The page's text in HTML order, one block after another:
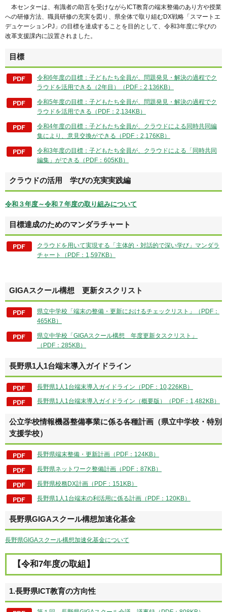
本センターは、有識者の助言を受けながらICT教育の端末整備のあり方や授業
への研修方法、職員研修の充実を図り、県全体で取り組むDX戦略「スマートエ
デュケーションPJ」の目標を達成することを目的として、令和3年度に学びの
改革支援課内に設置されました。
目標
令和6年度の目標：子どもたち全員が、問題発見・解決の過程でク
ラウドを活用できる（2年目）（PDF：2,136KB）
令和5年度の目標：子どもたち全員が、問題発見・解決の過程でク
ラウドを活用できる（PDF：2,134KB）
令和4年度の目標：子どもたち全員が、クラウドによる同時共同編
集により、意見交換ができる（PDF：2,176KB）
令和3年度の目標：子どもたち全員が、クラウドによる「同時共同
編集」ができる（PDF：605KB）
クラウドの活用 学びの充実実践編
令和３年度～令和７年度の取り組みについて
目標達成のためのマンダラチャート
クラウドを用いて実現する「主体的・対話的で深い学び」マンダラ
チャート（PDF：1,597KB）
GIGAスクール構想 更新タスクリスト
県立中学校「端末の整備・更新におけるチェックリスト」（PDF：
465KB）
県立中学校「GIGAスクール構想 年度更新タスクリスト」
（PDF：285KB）
長野県1人1台端末導入ガイドライン
長野県1人1台端末導入ガイドライン（PDF：10,226KB）
長野県1人1台端末導入ガイドライン（概要版）（PDF：1,482KB）
公立学校情報機器整備事業に係る各種計画（県立中学校・特別
支援学校）
長野県端末整備・更新計画（PDF：124KB）
長野県ネットワーク整備計画（PDF：87KB）
長野県校務DX計画（PDF：151KB）
長野県1人1台端末の利活用に係る計画（PDF：120KB）
長野県GIGAスクール構想加速化基金
長野県GIGAスクール構想加速化基金について
【令和7年度の取組】
1.長野県ICT教育の方向性